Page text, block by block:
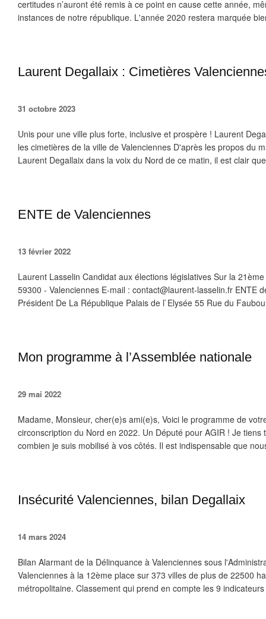
certitudes n’auront été remis à ce point en cause cette année,
instances de notre république. L'année 2020 restera marquée
Laurent Degallaix : Cimetières
31 octobre 2023
Unis pour une ville plus forte, inclusive et prospère ! Laurent
les cimetières de la ville de Valenciennes D'après les propos du
Laurent Degallaix dans la voix du Nord de ce matin, il est clair
ENTE de Valenciennes
13 février 2022
Laurent Lasselin Candidat aux élections législatives Sur la
59300 - Valenciennes E-mail : contact@laurent-lasselin.fr ENTE
Président De La République Palais de l`Elysée 55 Rue du
Mon programme à l’Assemblée nationale
29 mai 2022
Madame, Monsieur, cher(e)s ami(e)s, Voici le programme de
circonscription du Nord en 2022. Un Député pour AGIR ! Je tiens
combien je suis mobilisé à vos côtés. Il est indispensable que
Insécurité Valenciennes, bilan Degallaix
14 mars 2024
Bilan Alarmant de la Délinquance à Valenciennes sous
Valenciennes à la 12ème place sur 373 villes de plus de 22500
métropolitaine. Classement qui prend en compte les 9